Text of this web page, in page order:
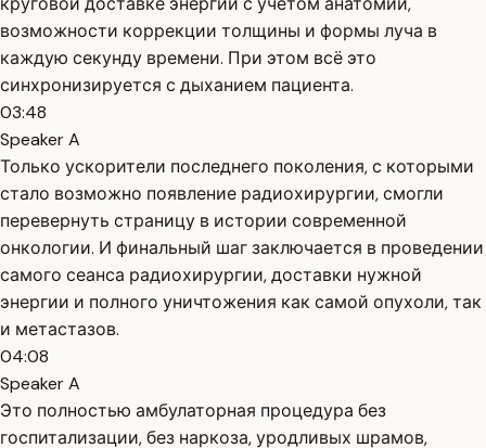
возможности коррекции толщины и формы луча в
каждую секунду времени. При этом всё это
синхронизируется с дыханием пациента.
03:48
Speaker A
Только ускорители последнего поколения, с которыми
стало возможно появление радиохирургии, смогли
перевернуть страницу в истории современной
онкологии. И финальный шаг заключается в проведении
самого сеанса радиохирургии, доставки нужной
энергии и полного уничтожения как самой опухоли, так
и метастазов.
04:08
Speaker A
Это полностью амбулаторная процедура без
госпитализации, без наркоза, уродливых шрамов,